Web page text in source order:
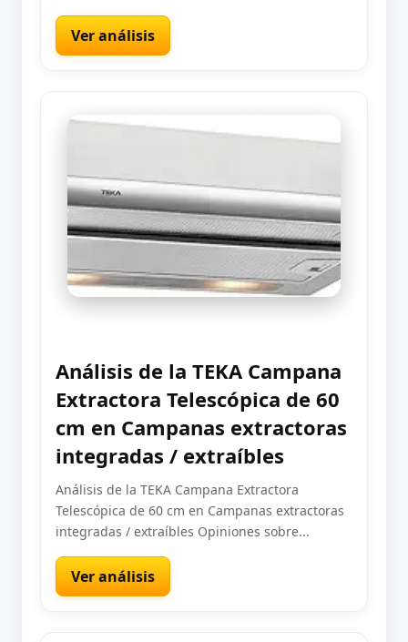
Ver análisis
Análisis de la TEKA Campana
Extractora Telescópica de 60
cm en Campanas extractoras
integradas / extraíbles
Análisis de la TEKA Campana Extractora
Telescópica de 60 cm en Campanas extractoras
integradas / extraíbles Opiniones sobre...
Ver análisis